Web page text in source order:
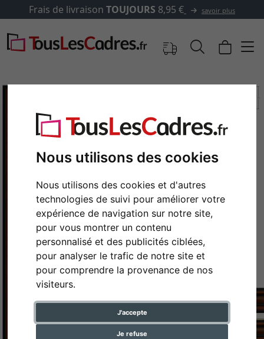
Nous utilisons des cookies
Nous utilisons des cookies et d'autres
technologies de suivi pour améliorer votre
expérience de navigation sur notre site,
pour vous montrer un contenu
personnalisé et des publicités ciblées,
pour analyser le trafic de notre site et
pour comprendre la provenance de nos
visiteurs.
J'accepte
Je refuse
de livraison TOUJOURS8,95 € savoir plus
Retour